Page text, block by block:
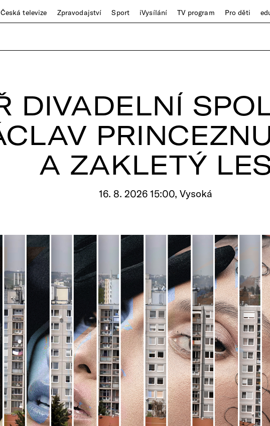
Česká televize Zpravodajství Sport iVysílání TV program Pro děti
DIVADELNÍ
A ZAKLETÝ
16. 8. 2026 15:00, Vysoká